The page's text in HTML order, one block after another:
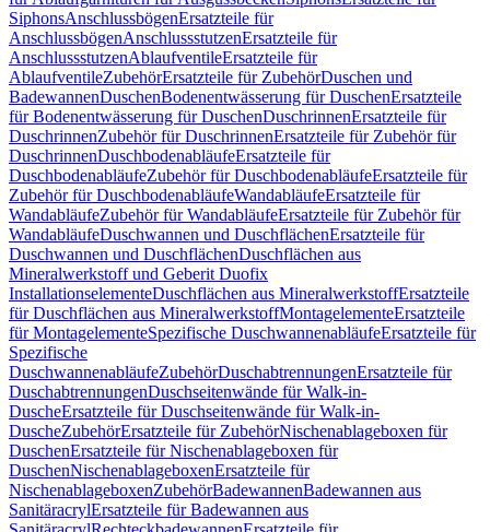
SiphonsAnschlussbögenErsatzteile für
AnschlussbögenAnschlussstutzenErsatzteile für
AnschlussstutzenAblaufventileErsatzteile für
AblaufventileZubehörErsatzteile für ZubehörDuschen und
BadewannenDuschenBodenentwässerung für DuschenErsatzteile
für Bodenentwässerung für DuschenDuschrinnenErsatzteile für
DuschrinnenZubehör für DuschrinnenErsatzteile für Zubehör für
DuschrinnenDuschbodenabläufeErsatzteile für
DuschbodenabläufeZubehör für DuschbodenabläufeErsatzteile für
Zubehör für DuschbodenabläufeWandabläufeErsatzteile für
WandabläufeZubehör für WandabläufeErsatzteile für Zubehör für
WandabläufeDuschwannen und DuschflächenErsatzteile für
Duschwannen und DuschflächenDuschflächen aus
Mineralwerkstoff und Geberit Duofix
InstallationselementeDuschflächen aus MineralwerkstoffErsatzteile
für Duschflächen aus MineralwerkstoffMontagelementeErsatzteile
für MontagelementeSpezifische DuschwannenabläufeErsatzteile für
Spezifische
DuschwannenabläufeZubehörDuschabtrennungenErsatzteile für
DuschabtrennungenDuschseitenwände für Walk-in-
DuscheErsatzteile für Duschseitenwände für Walk-in-
DuscheZubehörErsatzteile für ZubehörNischenablageboxen für
DuschenErsatzteile für Nischenablageboxen für
DuschenNischenablageboxenErsatzteile für
NischenablageboxenZubehörBadewannenBadewannen aus
SanitäracrylErsatzteile für Badewannen aus